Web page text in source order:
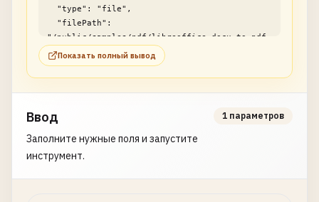
"/public/samples/pdf/libreoffice-docx-to-pdf-
example2.pdf"
}
Показать полный вывод
Ввод
Заполните нужные поля и запустите
инструмент.
1 параметров